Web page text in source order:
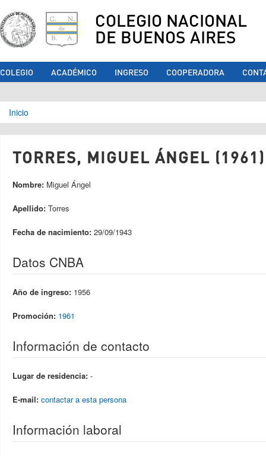
COLEGIO NACIONAL
DE BUENOS AIRES
COLEGIO ACADÉMICO INGRESO COOPERADORA
Se encuentra usted aquí
Inicio
TORRES, MIGUEL ÁNGEL (1961)
Nombre: Miguel Ángel
Apellido: Torres
Fecha de nacimiento: 29/09/1943
Datos CNBA
Año de ingreso: 1956
Promoción: 1961
Información de contacto
Lugar de residencia: -
E-mail: contactar a esta persona
Información laboral